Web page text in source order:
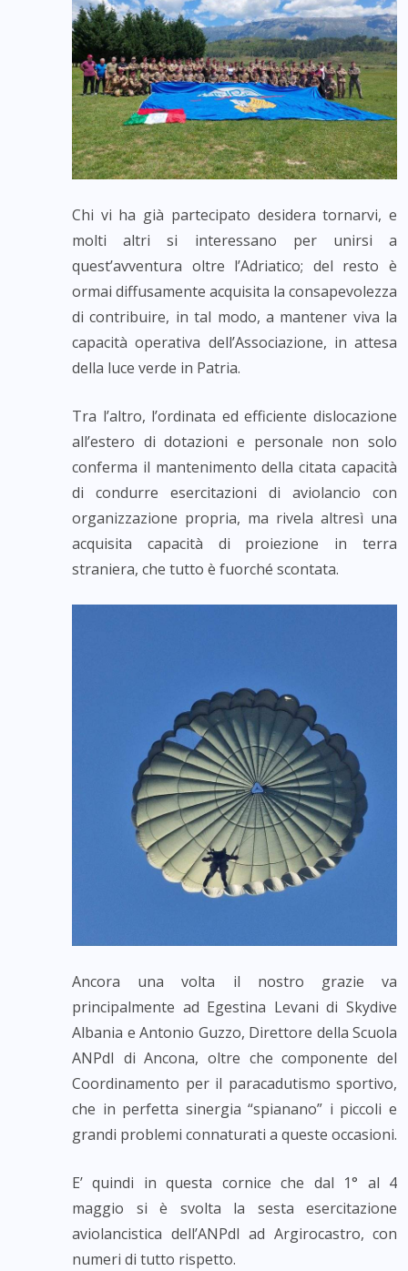
Chi vi ha già partecipato desidera tornarvi, e
molti altri si interessano per unirsi a
quest’avventura oltre l’Adriatico; del resto è
ormai diffusamente acquisita la consapevolezza
di contribuire, in tal modo, a mantener viva la
capacità operativa dell’Associazione, in attesa
della luce verde in Patria.
Tra l’altro, l’ordinata ed efficiente dislocazione
all’estero di dotazioni e personale non solo
conferma il mantenimento della citata capacità
di condurre esercitazioni di aviolancio con
organizzazione propria, ma rivela altresì una
acquisita capacità di proiezione in terra
straniera, che tutto è fuorché scontata.
Ancora una volta il nostro grazie va
principalmente ad Egestina Levani di Skydive
Albania e Antonio Guzzo, Direttore della Scuola
ANPdI di Ancona, oltre che componente del
Coordinamento per il paracadutismo sportivo,
che in perfetta sinergia “spianano” i piccoli e
grandi problemi connaturati a queste occasioni.
E’ quindi in questa cornice che dal 1° al 4
maggio si è svolta la sesta esercitazione
aviolancistica dell’ANPdI ad Argirocastro, con
numeri di tutto rispetto.